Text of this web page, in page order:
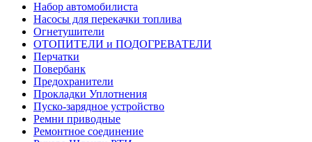
Набор автомобилиста
Насосы для перекачки топлива
Огнетушители
ОТОПИТЕЛИ и ПОДОГРЕВАТЕЛИ
Перчатки
Повербанк
Предохранители
Прокладки Уплотнения
Пуско-зарядное устройство
Ремни приводные
Ремонтное соединение